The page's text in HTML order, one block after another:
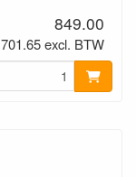
849.00
701.65 excl. BTW